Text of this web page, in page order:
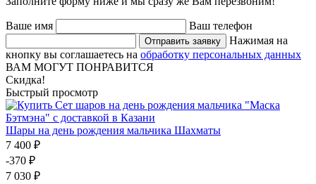
Ваше имя Ваш телефон
Отправить заявку
Нажимая на
кнопку вы соглашаетесь на обработку персональных данных
ВАМ МОГУТ ПОНРАВИТСЯ
Скидка!
Быстрый просмотр
Шары на день рождения мальчика Шахматы
7 400 ₽
-370 ₽
7 030 ₽